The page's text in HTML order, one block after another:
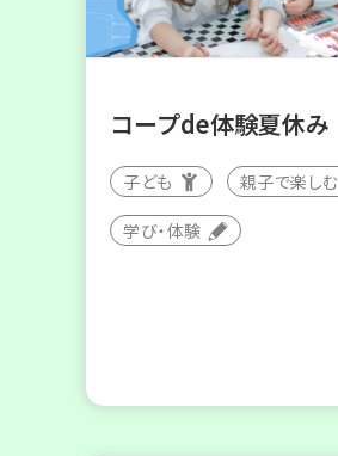
コープde体験夏休み
子ども 親子で楽しむ
学び・体験